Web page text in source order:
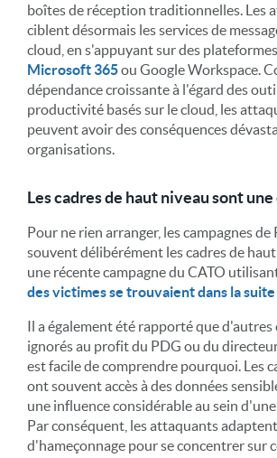
boîtes de réception traditionnelles. Les
ciblent désormais les services de
cloud, en s'appuyant sur des
Microsoft 365ou Google Workspace.
dépendance croissante à l'égard des
productivité basés sur le cloud, les
peuvent avoir des conséquences
organisations.
Les cadres de haut niveau sont
Pour ne rien arranger, les campagnes de
souvent délibérément les cadres de
une récente campagne du CATO
des victimes se trouvaient dans la suite
Il a également été rapporté que
ignorés au profit du PDG ou du
est facile de comprendre pourquoi. Les
ont souvent accès à des données
une influence considérable au sein
Par conséquent, les attaquants
d'hameçonnage pour se concentrer sur